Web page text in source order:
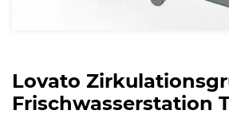
Lovato
Frischwasserstation